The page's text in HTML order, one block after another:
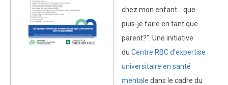
chez mon enfant… que
puis-je faire en tant que
parent?". Une initiative
du Centre RBC d’expertise
universitaire en santé
mentale dans le cadre du